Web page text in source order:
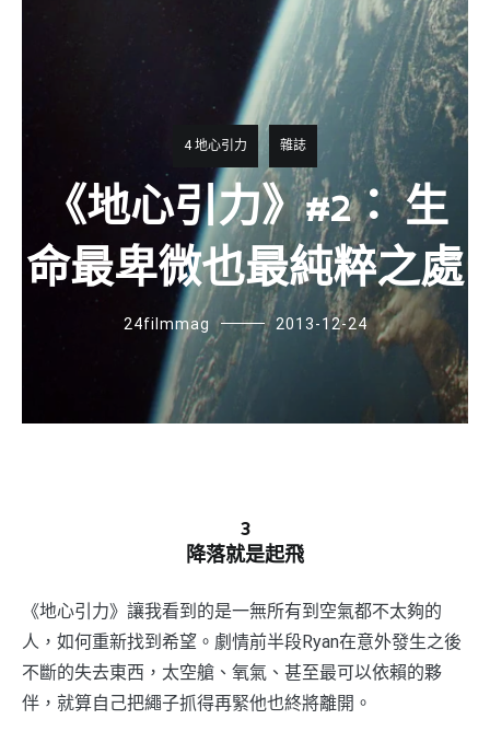
4 地心引力 雜誌
《地心引力》#2： 生
命最卑微也最純粹之處
24filmmag 2013-12-24
3
降落就是起飛
《地心引力》讓我看到的是一無所有到空氣都不太夠的
人，如何重新找到希望。劇情前半段Ryan在意外發生之後
不斷的失去東西，太空艙、氧氣、甚至最可以依賴的夥
伴，就算自己把繩子抓得再緊他也終將離開。